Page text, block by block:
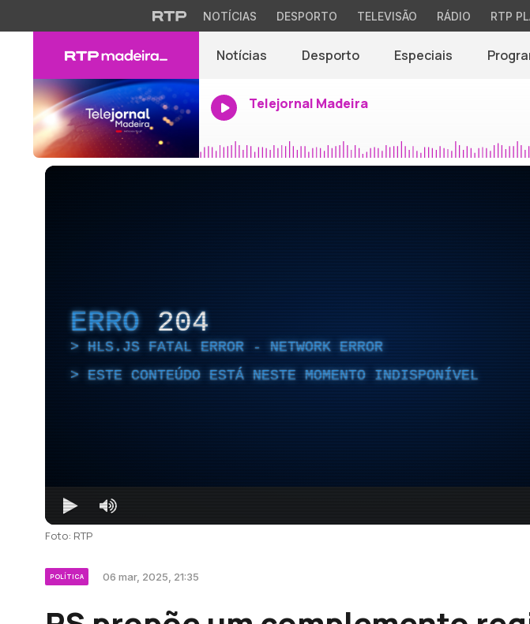
NOTÍCIAS DESPORTO TELEVISÃO RÁDIO RTP
Notícias Desporto Especiais
Telejornal Madeira
ERRO 204
HLS.JS FATAL ERROR - NETWORK ERROR
ESTE CONTEÚDO ESTÁ NESTE MOMENTO INDISPONÍVEL
Foto: RTP
POLÍTICA 06 mar, 2025, 21:35